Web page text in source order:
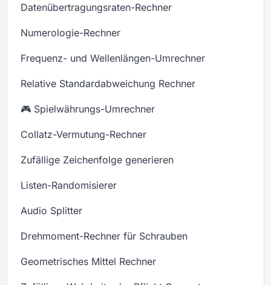
Datenübertragungsraten-Rechner
Numerologie-Rechner
Frequenz- und Wellenlängen-Umrechner
Relative Standardabweichung Rechner
🎮 Spielwährungs-Umrechner
Collatz-Vermutung-Rechner
Zufällige Zeichenfolge generieren
Listen-Randomisierer
Audio Splitter
Drehmoment-Rechner für Schrauben
Geometrisches Mittel Rechner